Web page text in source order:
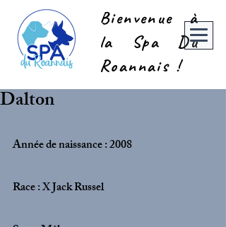
Bienvenue à
la Spa Du
Roannais !
Dalton
Année de naissance : 2008
Race : X Jack Russel